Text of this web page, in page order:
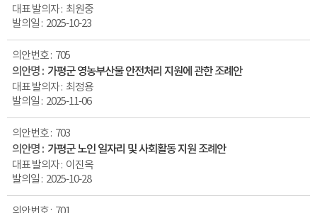
최원중
2025-10-23
705
가평군 영농부산물 안전처리 지원에 관한 조례안
최정용
2025-11-06
703
가평군 노인 일자리 및 사회활동 지원 조례안
이진옥
2025-10-28